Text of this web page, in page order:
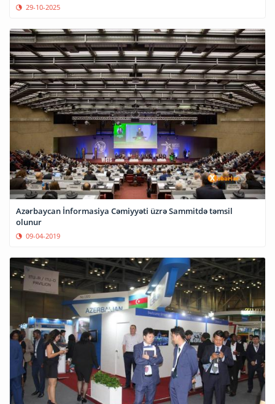
29-10-2025
Azərbaycan İnformasiya Cəmiyyəti üzrə Sammitdə təmsil
olunur
09-04-2019